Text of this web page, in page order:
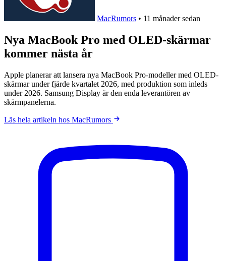
MacRumors • 11 månader sedan
Nya MacBook Pro med OLED-skärmar
kommer nästa år
Apple planerar att lansera nya MacBook Pro-modeller med OLED-
skärmar under fjärde kvartalet 2026, med produktion som inleds
under 2026. Samsung Display är den enda leverantören av
skärmpanelerna.
Läs hela artikeln hos MacRumors